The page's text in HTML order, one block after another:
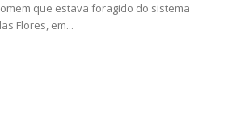
que estava foragido do sistema
Flores, em...